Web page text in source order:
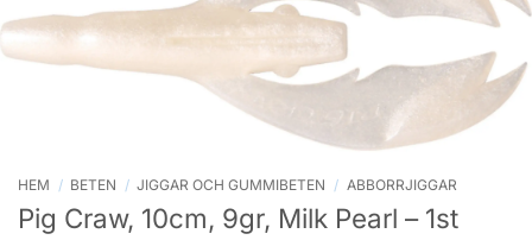
HEM / BETEN / JIGGAR OCH GUMMIBETEN / ABBORRJIGGAR
Pig Craw, 10cm, 9gr, Milk Pearl – 1st